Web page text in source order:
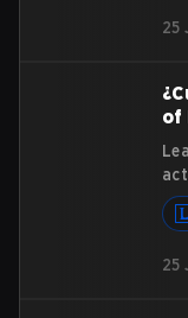
25
of
25